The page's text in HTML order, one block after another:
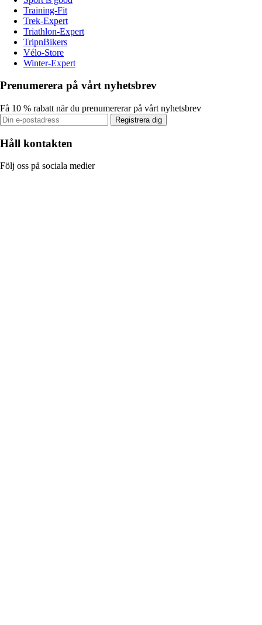
Training-Fit
Trek-Expert
Triathlon-Expert
TripnBikers
Vélo-Store
Winter-Expert
Prenumerera på vårt nyhetsbrev
Få 10 % rabatt när du prenumererar på vårt nyhetsbrev
Registrera dig
Håll kontakten
Följ oss på sociala medier